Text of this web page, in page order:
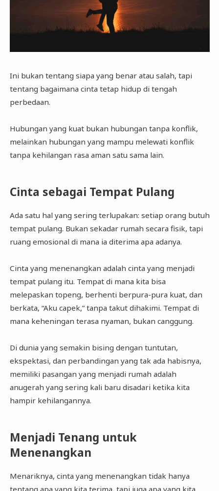
Ini bukan tentang siapa yang benar atau salah, tapi
tentang bagaimana cinta tetap hidup di tengah
perbedaan.
Hubungan yang kuat bukan hubungan tanpa konflik,
melainkan hubungan yang mampu melewati konflik
tanpa kehilangan rasa aman satu sama lain.
Cinta sebagai Tempat Pulang
Ada satu hal yang sering terlupakan: setiap orang butuh
tempat pulang. Bukan sekadar rumah secara fisik, tapi
ruang emosional di mana ia diterima apa adanya.
Cinta yang menenangkan adalah cinta yang menjadi
tempat pulang itu. Tempat di mana kita bisa
melepaskan topeng, berhenti berpura-pura kuat, dan
berkata, “Aku capek,” tanpa takut dihakimi. Tempat di
mana keheningan terasa nyaman, bukan canggung.
Di dunia yang semakin bising dengan tuntutan,
ekspektasi, dan perbandingan yang tak ada habisnya,
memiliki pasangan yang menjadi rumah adalah
anugerah yang sering kali baru disadari ketika kita
hampir kehilangannya.
Menjadi Tenang untuk
Menenangkan
Menariknya, cinta yang menenangkan tidak hanya
tentang apa yang kita terima, tapi juga apa yang kita